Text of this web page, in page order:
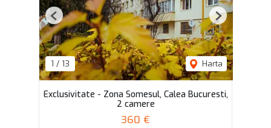
1 / 13 Harta
Previous Next
Exclusivitate - Zona Somesul, Calea Bucuresti,
2 camere
360 €